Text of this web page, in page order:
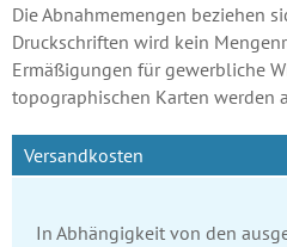
Die Abnahmemengen beziehen
Druckschriften wird kein
Ermäßigungen für gewerbliche
topographischen Karten werden
Versandkosten
In Abhängigkeit von den